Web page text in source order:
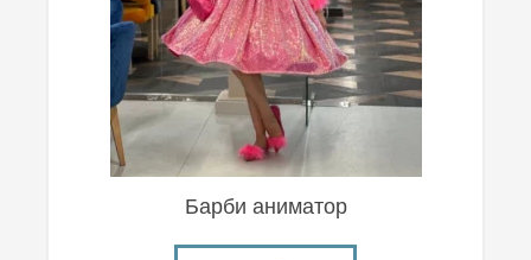
Барби аниматор